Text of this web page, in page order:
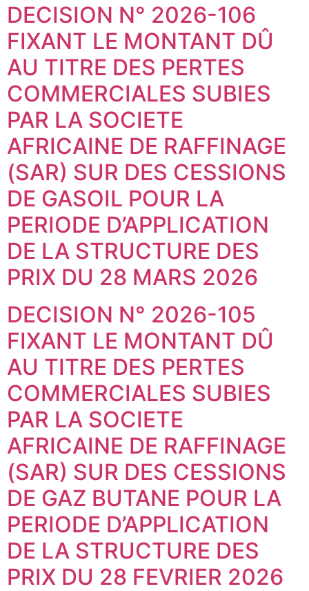
DECISION N° 2026-106
FIXANT LE MONTANT DÛ
AU TITRE DES PERTES
COMMERCIALES SUBIES
PAR LA SOCIETE
AFRICAINE DE RAFFINAGE
(SAR) SUR DES CESSIONS
DE GASOIL POUR LA
PERIODE D’APPLICATION
DE LA STRUCTURE DES
PRIX DU 28 MARS 2026
DECISION N° 2026-105
FIXANT LE MONTANT DÛ
AU TITRE DES PERTES
COMMERCIALES SUBIES
PAR LA SOCIETE
AFRICAINE DE RAFFINAGE
(SAR) SUR DES CESSIONS
DE GAZ BUTANE POUR LA
PERIODE D’APPLICATION
DE LA STRUCTURE DES
PRIX DU 28 FEVRIER 2026